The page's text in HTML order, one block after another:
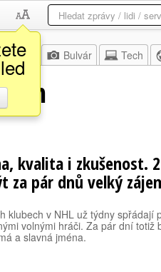
Bulvár Tech
kvalita i zkušenost.
za pár dnů velký
klubech v NHL už týdny spřádají
volnými hráči. Za pár dní totiž
a slavná jména.